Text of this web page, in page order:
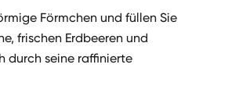
Förmchen und füllen Sie
frischen Erdbeeren und
durch seine raffinierte